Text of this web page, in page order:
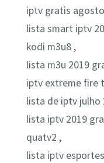
iptv gratis
lista smart iptv
kodi m3u8 ,
lista m3u 2019
iptv extreme fire
lista de iptv julho
lista iptv 2019
quatv2 ,
lista iptv